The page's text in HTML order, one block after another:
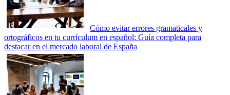
Cómo evitar errores gramaticales y
ortográficos en tu currículum en español: Guía completa para
destacar en el mercado laboral de España